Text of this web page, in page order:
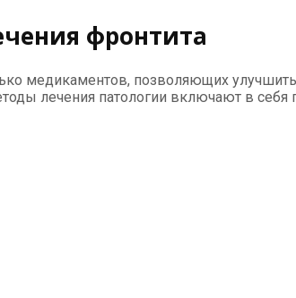
фронтита
медикаментов, позволяющих
лечения патологии включают в себя